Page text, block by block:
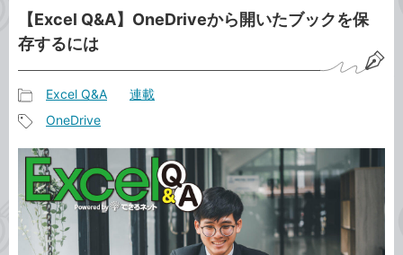
ト
【Excel Q&A】OneDriveから開いたブックを保
存するには
事
カ
テ
ゴ
リ
Excel Q&A 連載
事
タ
グ
OneDrive